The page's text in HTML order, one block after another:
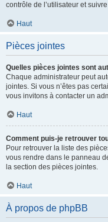
contrôle de l’utilisateur et
Haut
Pièces jointes
Quelles pièces jointes sont
Chaque administrateur peut
jointes. Si vous n’êtes pas
vous invitons à contacter un
Haut
Comment puis-je retrouver
Pour retrouver la liste des
vous rendre dans le panneau
la section des pièces jointes.
Haut
À propos de phpBB